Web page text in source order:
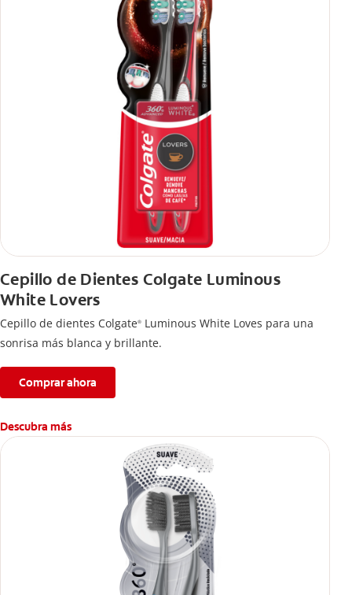
Cepillo de Dientes Colgate Luminous
White Lovers
Cepillo de dientes Colgate® Luminous White Loves para una
sonrisa más blanca y brillante.
Comprar ahora
Descubra más